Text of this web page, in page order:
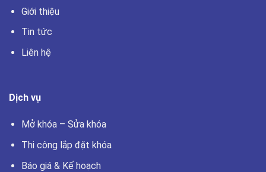
Giới thiệu
Tin tức
Liên hệ
Dịch vụ
Mở khóa – Sửa khóa
Thi công lắp đặt khóa
Báo giá & Kế hoạch